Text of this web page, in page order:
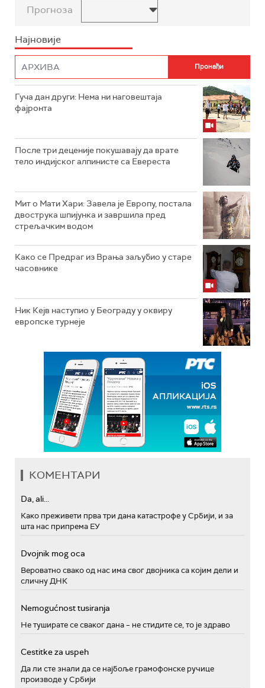
Прогноза
Најновије
Гуча дан други: Нема ни наговештаја
фајронта
После три деценије покушавају да врате
тело индијског алпинисте са Евереста
Мит о Мати Хари: Завела је Европу, постала
двострука шпијунка и завршила пред
стрељачким водом
Како се Предраг из Врања заљубио у старе
часовнике
Ник Кејв наступио у Београду у оквиру
европске турнеје
КОМЕНТАРИ
Da, ali...
Како преживети прва три дана катастрофе у Србији, и за
шта нас припрема ЕУ
Dvojnik mog oca
Вероватно свако од нас има свог двојника са којим дели и
сличну ДНК
Nemogućnost tusiranja
Не туширате се сваког дана – не стидите се, то је здраво
Cestitke za uspeh
Да ли сте знали да се најбоље грамофонске ручице
производе у Србији